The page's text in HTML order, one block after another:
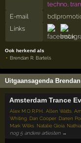
techno,
E-mail
Links
Ook herkend als
Brendan R. Bartels
Uitgaansagenda
Amsterdam Trance
Alex M.O.R.P.H. ,Allen Watts ,
Whiting Dan Cooper Darren
Mark Wilks Natalie Gioia
nog 5 andere artiesten →